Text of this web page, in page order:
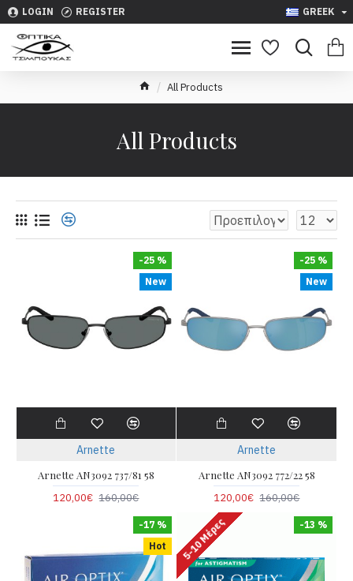
LOGIN REGISTER GREEK
All Products
All Products
New
-25 %
Arnette
Arnette AN3092 737/81 58
120,00€ 160,00€
New
-25 %
Arnette
Arnette AN3092 772/22 58
120,00€ 160,00€
Hot
-17 % -13 %
5-10 Μέρες